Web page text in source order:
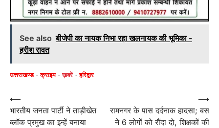
See also बीजेपी का नायक निभा रहा खलनायक की भूमिका -
हरीश रावत
उत्तराखण्ड क्राइम ख़बरें हरिद्वार
Post
navigation
⟵
भारतीय जनता पार्टी ने ताड़ीखेत
ब्लॉक प्रमुख का इन्हें बनाया
रामनगर के पास दर्दनाक हादसा; बस
ने 6 लोगों को रौंदा दो, शिक्षकों की
⟶